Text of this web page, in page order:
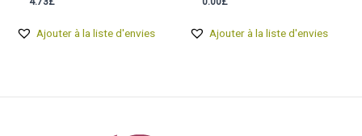
Ajouter à la liste d'envies Ajouter à la liste d'envies